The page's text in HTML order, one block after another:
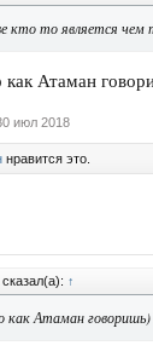
кто то является чем
Атаман
июл 2018
нравится это.
↑
как Атаман говоришь)